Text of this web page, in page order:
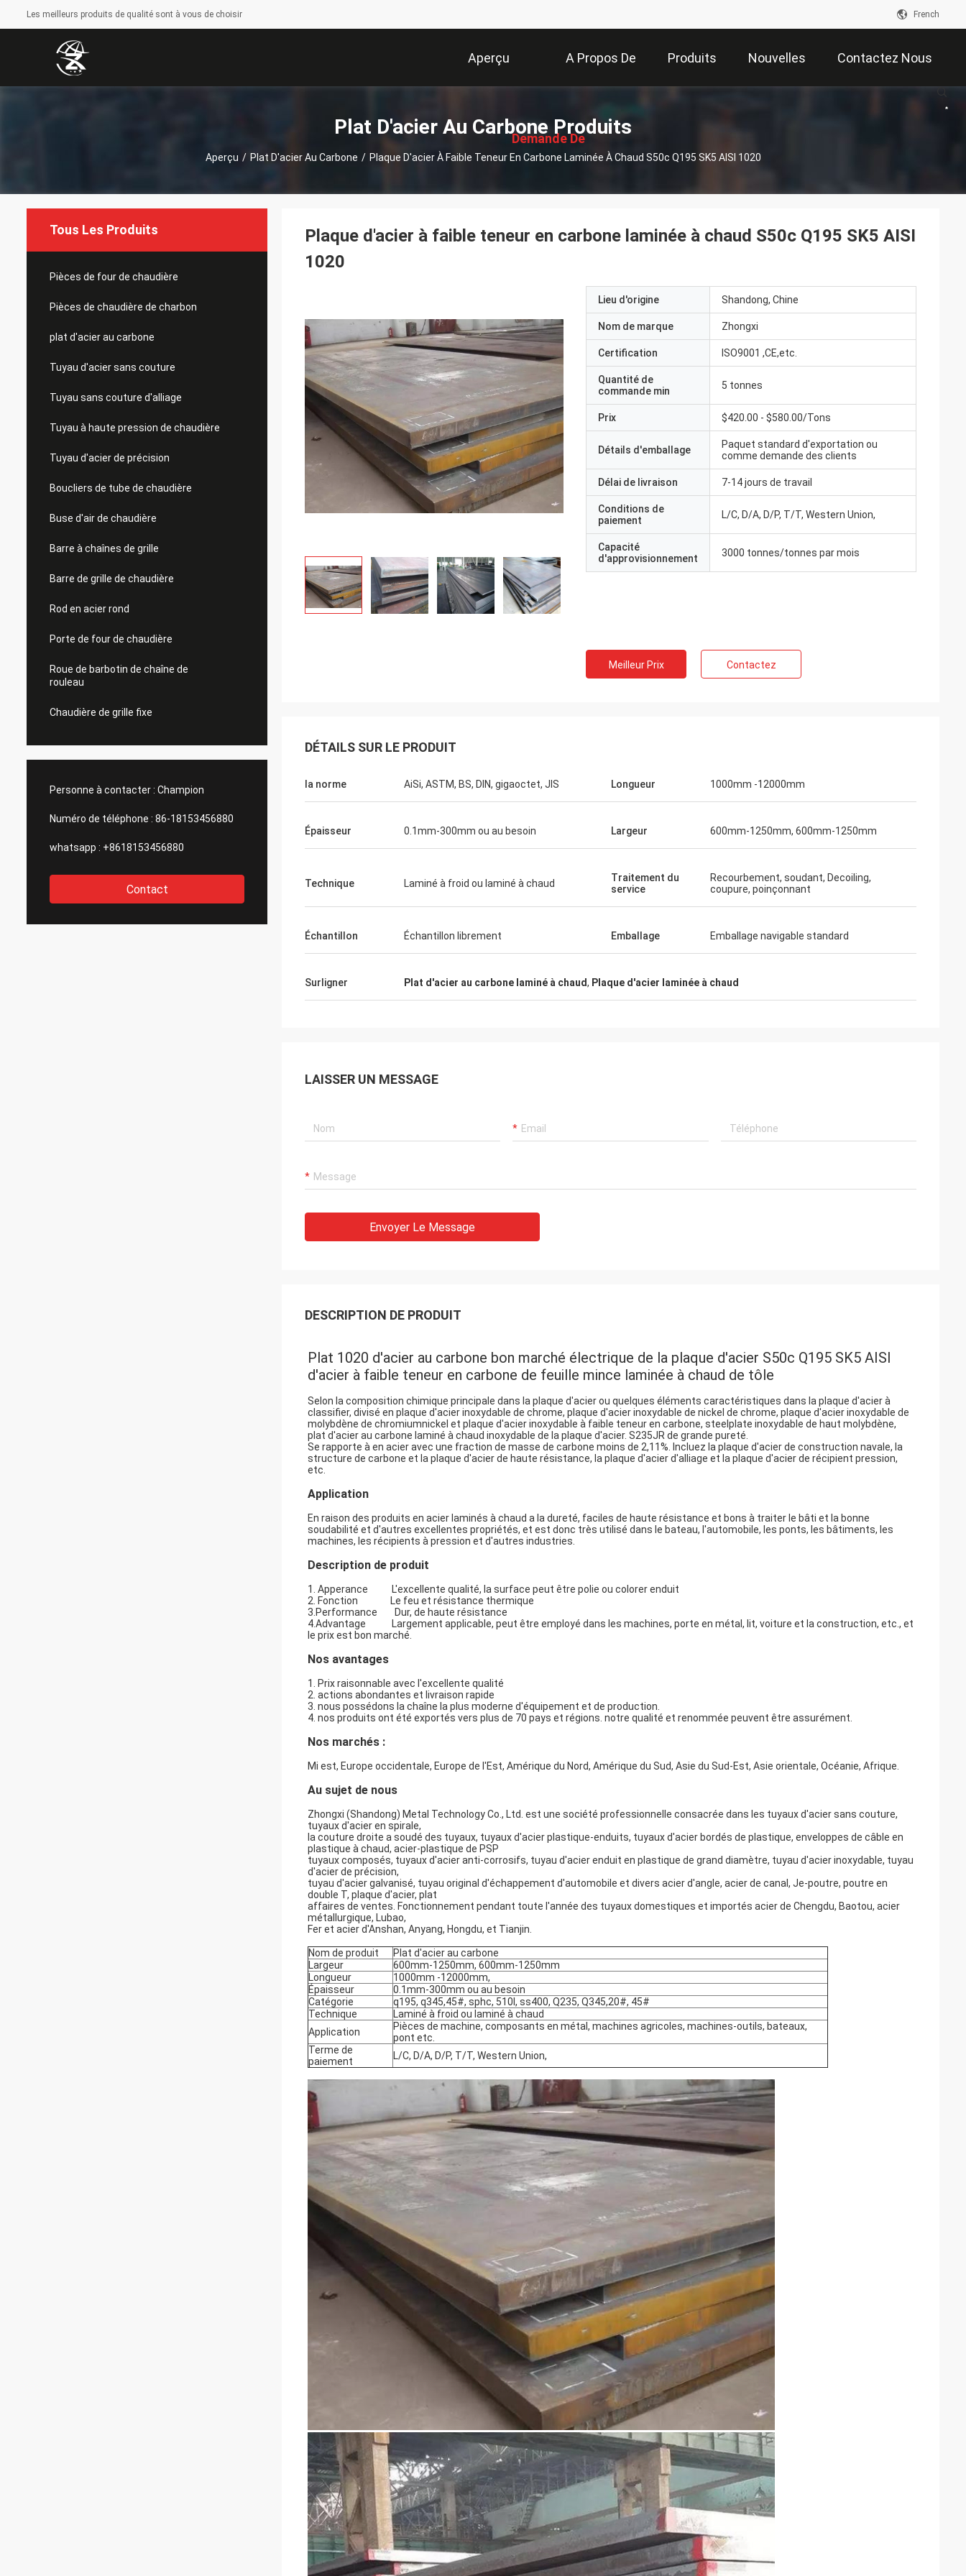
SOUMETTRE
Les meilleurs produits de qualité sont à vous de choisir French
Aperçu A Propos De
Nous
Produits Nouvelles Contactez Nous
Demande De
Soumission
Plat D'acier Au Carbone Produits
Aperçu / Plat D'acier Au Carbone / Plaque D'acier À Faible Teneur En Carbone Laminée À Chaud S50c Q195 SK5 AISI 1020
Tous Les Produits
Pièces de four de chaudière
Pièces de chaudière de charbon
plat d'acier au carbone
Tuyau d'acier sans couture
Tuyau sans couture d'alliage
Tuyau à haute pression de chaudière
Tuyau d'acier de précision
Boucliers de tube de chaudière
Buse d'air de chaudière
Barre à chaînes de grille
Barre de grille de chaudière
Rod en acier rond
Porte de four de chaudière
Roue de barbotin de chaîne de
rouleau
Chaudière de grille fixe
Personne à contacter : Champion
Numéro de téléphone : 86-18153456880
whatsapp : +8618153456880
Contact
Plaque d'acier à faible teneur en carbone laminée à chaud S50c Q195 SK5 AISI
1020
Lieu d'origine Shandong, Chine
Nom de marque Zhongxi
Certification ISO9001 ,CE,etc.
Quantité de
commande min
5 tonnes
Prix $420.00 - $580.00/Tons
Détails d'emballage
Paquet standard d'exportation ou
comme demande des clients
Délai de livraison 7-14 jours de travail
Conditions de
paiement
L/C, D/A, D/P, T/T, Western Union,
Capacité
d'approvisionnement
3000 tonnes/tonnes par mois
Meilleur Prix Contactez
DÉTAILS SUR LE PRODUIT
la norme AiSi, ASTM, BS, DIN, gigaoctet, JIS Longueur 1000mm -12000mm
Épaisseur 0.1mm-300mm ou au besoin Largeur 600mm-1250mm, 600mm-1250mm
Technique Laminé à froid ou laminé à chaud
Traitement du
service
Recourbement, soudant, Decoiling,
coupure, poinçonnant
Échantillon Échantillon librement Emballage Emballage navigable standard
Surligner Plat d'acier au carbone laminé à chaud, Plaque d'acier laminée à chaud
LAISSER UN MESSAGE
Envoyer Le Message
DESCRIPTION DE PRODUIT
Plat 1020 d'acier au carbone bon marché électrique de la plaque d'acier S50c Q195 SK5 AISI
d'acier à faible teneur en carbone de feuille mince laminée à chaud de tôle
Selon la composition chimique principale dans la plaque d'acier ou quelques éléments caractéristiques dans la plaque d'acier à
classifier, divisé en plaque d'acier inoxydable de chrome, plaque d'acier inoxydable de nickel de chrome, plaque d'acier inoxydable de
molybdène de chromiumnickel et plaque d'acier inoxydable à faible teneur en carbone, steelplate inoxydable de haut molybdène,
plat d'acier au carbone laminé à chaud inoxydable de la plaque d'acier. S235JR de grande pureté.
Se rapporte à en acier avec une fraction de masse de carbone moins de 2,11%. Incluez la plaque d'acier de construction navale, la
structure de carbone et la plaque d'acier de haute résistance, la plaque d'acier d'alliage et la plaque d'acier de récipient pression,
etc.
Application
En raison des produits en acier laminés à chaud a la dureté, faciles de haute résistance et bons à traiter le bâti et la bonne
soudabilité et d'autres excellentes propriétés, et est donc très utilisé dans le bateau, l'automobile, les ponts, les bâtiments, les
machines, les récipients à pression et d'autres industries.
Description de produit
1. Apperance L'excellente qualité, la surface peut être polie ou colorer enduit
2. Fonction Le feu et résistance thermique
3.Performance Dur, de haute résistance
4.Advantage Largement applicable, peut être employé dans les machines, porte en métal, lit, voiture et la construction, etc., et
le prix est bon marché.
Nos avantages
1. Prix raisonnable avec l'excellente qualité
2. actions abondantes et livraison rapide
3. nous possédons la chaîne la plus moderne d'équipement et de production.
4. nos produits ont été exportés vers plus de 70 pays et régions. notre qualité et renommée peuvent être assurément.
Nos marchés :
Mi est, Europe occidentale, Europe de l'Est, Amérique du Nord, Amérique du Sud, Asie du Sud-Est, Asie orientale, Océanie, Afrique.
Au sujet de nous
Zhongxi (Shandong) Metal Technology Co., Ltd. est une société professionnelle consacrée dans les tuyaux d'acier sans couture,
tuyaux d'acier en spirale,
la couture droite a soudé des tuyaux, tuyaux d'acier plastique-enduits, tuyaux d'acier bordés de plastique, enveloppes de câble en
plastique à chaud, acier-plastique de PSP
tuyaux composés, tuyaux d'acier anti-corrosifs, tuyau d'acier enduit en plastique de grand diamètre, tuyau d'acier inoxydable, tuyau
d'acier de précision,
tuyau d'acier galvanisé, tuyau original d'échappement d'automobile et divers acier d'angle, acier de canal, Je-poutre, poutre en
double T, plaque d'acier, plat
affaires de ventes. Fonctionnement pendant toute l'année des tuyaux domestiques et importés acier de Chengdu, Baotou, acier
métallurgique, Lubao,
Fer et acier d'Anshan, Anyang, Hongdu, et Tianjin.
Nom de produit Plat d'acier au carbone
Largeur
600mm-1250mm, 600mm-1250mm
Longueur
1000mm -12000mm,
Épaisseur
0.1mm-300mm ou au besoin
Catégorie
q195, q345,45#, sphc, 510l, ss400, Q235, Q345,20#, 45#
Technique
Laminé à froid ou laminé à chaud
Application
Pièces de machine, composants en métal, machines agricoles, machines-outils, bateaux,
pont etc.
Terme de
paiement
L/C, D/A, D/P, T/T, Western Union,